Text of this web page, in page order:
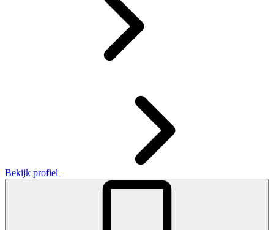
Bekijk profiel